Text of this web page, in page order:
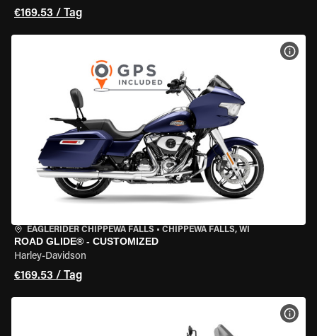
€169.53 / Tag
EAGLERIDER CHIPPEWA FALLS • CHIPPEWA FALLS, WI
ROAD GLIDE® - CUSTOMIZED
Harley-Davidson
€169.53 / Tag